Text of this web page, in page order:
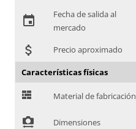
event
Fecha de salida al
mercado
attach_money Precio aproximado
Características físicas
G Material de fabricación
! Dimensiones